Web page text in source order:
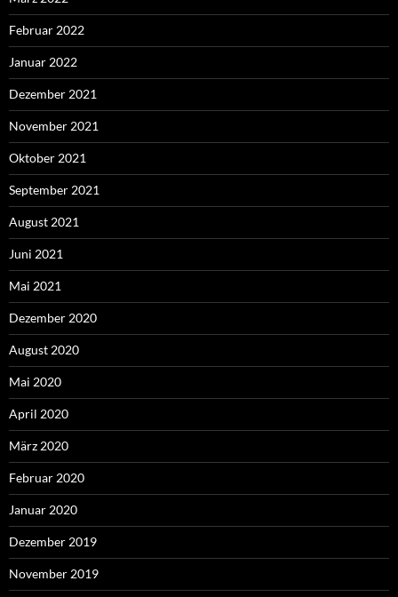
Februar 2022
Januar 2022
Dezember 2021
November 2021
Oktober 2021
September 2021
August 2021
Juni 2021
Mai 2021
Dezember 2020
August 2020
Mai 2020
April 2020
März 2020
Februar 2020
Januar 2020
Dezember 2019
November 2019